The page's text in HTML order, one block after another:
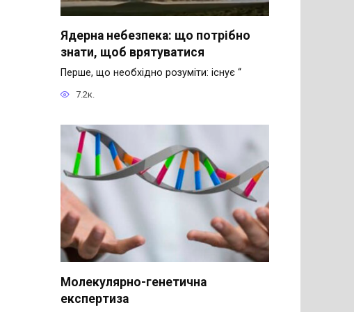
Ядерна небезпека: що потрібно
знати, щоб врятуватися
Перше, що необхідно розуміти: існує “
7.2к.
Молекулярно-генетична
експертиза